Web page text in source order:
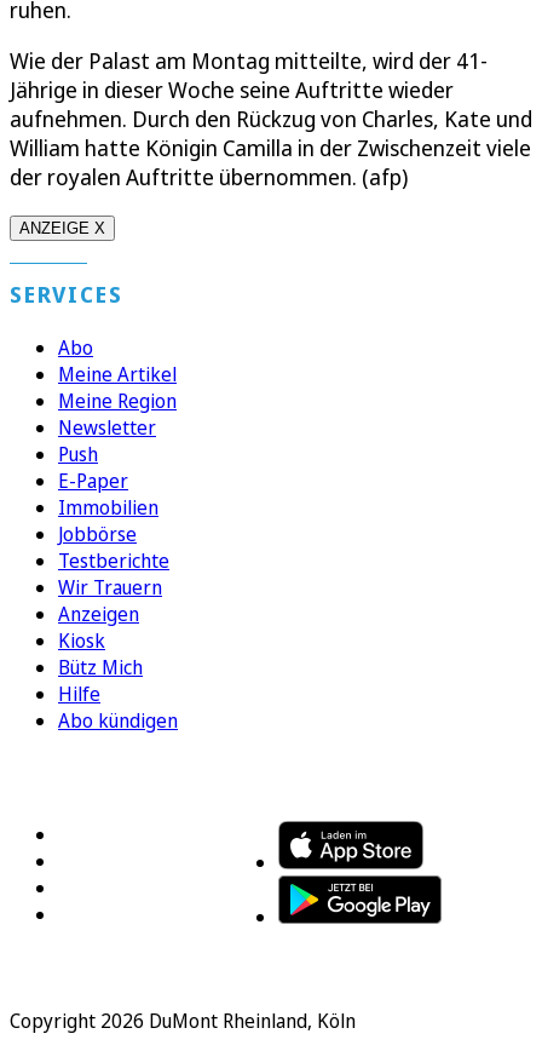
ruhen.
Wie der Palast am Montag mitteilte, wird der 41-
Jährige in dieser Woche seine Auftritte wieder
aufnehmen. Durch den Rückzug von Charles, Kate und
William hatte Königin Camilla in der Zwischenzeit viele
der royalen Auftritte übernommen. (afp)
ANZEIGE X
SERVICES
Abo
Meine Artikel
Meine Region
Newsletter
Push
E-Paper
Immobilien
Jobbörse
Testberichte
Wir Trauern
Anzeigen
Kiosk
Bütz Mich
Hilfe
Abo kündigen
Copyright 2026 DuMont Rheinland, Köln